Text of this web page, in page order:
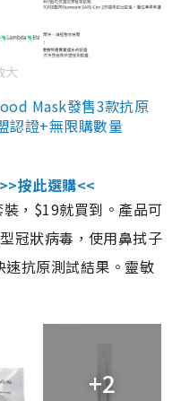
大
Mask發售3款抗原
認證+無限購數量
>>按此選購<<
，$19就買到。產品可
冠狀病毒，使用鼻拭子
抗原測試結果。靈敏
+2